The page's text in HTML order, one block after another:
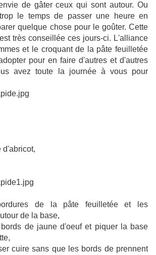
de gâter ceux qui sont autour. Ou
le temps de passer une heure en
quelque chose pour le goûter. Cette
très conseillée ces jours-ci. L'alliance
et le croquant de la pâte feuilletée
pour en faire d'autres et d'autres
avez toute la journée à vous pour
d'abricot,
de la pâte feuilletée et les
de la base,
de jaune d'oeuf et piquer la base
cuire sans que les bords de prennent